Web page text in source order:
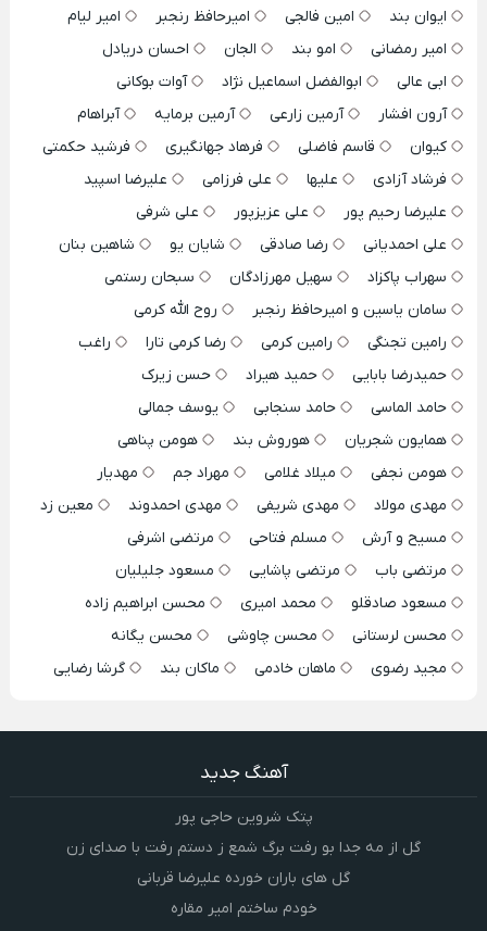
ایوان بند
امین فالجی امیرحافظ رنجبر
امیر لیام
امیر رمضانی
امو بند الجان
احسان دریادل
ابی عالی
ابوالفضل اسماعیل نژاد
آوات بوکانی
آرون افشار
آرمین زارعی آرمین برمایه
آبراهام
کیوان
قاسم فاضلی فرهاد جهانگیری
فرشید حکمتی
فرشاد آزادی
علیها علی فرزامی
علیرضا اسپید
علیرضا رحیم پور
علی عزیزپور
علی شرفی
علی احمدیانی
رضا صادقی شایان یو
شاهین بنان
سهراب پاکزاد
سهیل مهرزادگان
سبحان رستمی
سامان یاسین و امیرحافظ رنجبر
روح الله کرمی
رامین تجنگی
رامین کرمی رضا کرمی تارا
راغب
حمیدرضا بابایی
حمید هیراد
حسن زیرک
حامد الماسی
حامد سنجابی
یوسف جمالی
همایون شجریان
هوروش بند
هومن پناهی
هومن نجفی
میلاد غلامی مهراد جم
مهدیار
مهدی مولاد
مهدی شریفی مهدی احمدوند
معین زد
مسیح و آرش
مسلم فتاحی
مرتضی اشرفی
مرتضی باب
مرتضی پاشایی
مسعود جلیلیان
مسعود صادقلو
محمد امیری
محسن ابراهیم زاده
محسن لرستانی
محسن چاوشی
محسن یگانه
مجید رضوی
ماهان خادمی ماکان بند گرشا رضایی
آهنگ جدید
پتک شروین حاجی پور
گل از مه جدا بو رفت برگ شمع ز دستم رفت با صدای زن
گل های باران خورده علیرضا قربانی
خودم ساختم امیر مقاره